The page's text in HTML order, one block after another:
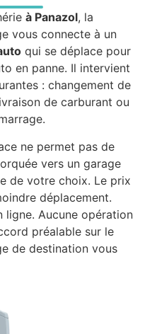
à Panazol, la
vous connecte à un
qui se déplace pour
en panne. Il intervient
: changement de
de carburant ou
ne permet pas de
vers un garage
de votre choix. Le prix
déplacement.
ligne. Aucune opération
préalable sur le
de destination vous